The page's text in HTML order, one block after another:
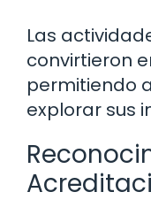
Las
convirtieron
permitiendo
explorar sus